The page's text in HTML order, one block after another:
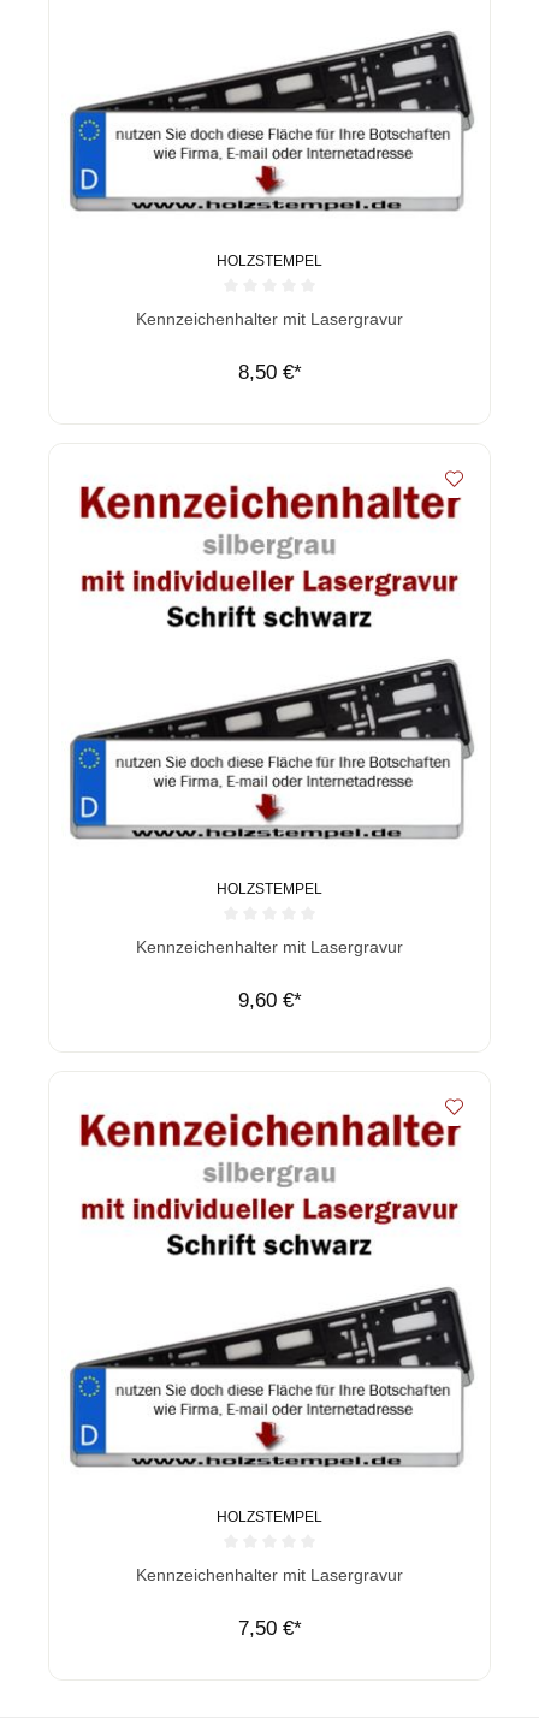
HOLZSTEMPEL
Durchschnittliche Bewertung von 0 von 5 Sternen
Kennzeichenhalter mit Lasergravur
8,50 €*
HOLZSTEMPEL
Durchschnittliche Bewertung von 0 von 5 Sternen
Kennzeichenhalter mit Lasergravur
9,60 €*
HOLZSTEMPEL
Durchschnittliche Bewertung von 0 von 5 Sternen
Kennzeichenhalter mit Lasergravur
7,50 €*